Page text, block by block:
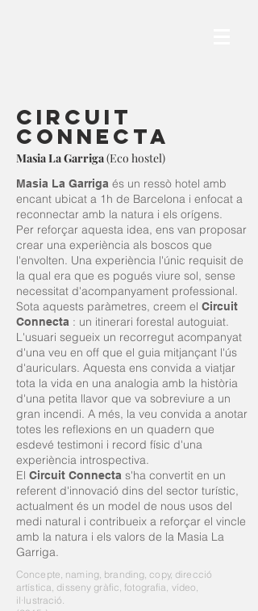
CIRCUIT
CONNECTA
Masia La Garriga(Eco hostel)
Masia La Garriga és un ressò hotel amb
encant ubicat a 1h de Barcelona i enfocat a
reconnectar amb la natura i els orígens.
Per reforçar aquesta idea, ens van proposar
crear una experiència als boscos que
l'envolten. Una experiència l'únic requisit de
la qual era que es pogués viure sol, sense
necessitat d'acompanyament professional.
Sota aquests paràmetres, creem el Circuit
Connecta : un itinerari forestal autoguiat.
L'usuari segueix un recorregut acompanyat
d'una veu en off que el guia mitjançant l'ús
d'auriculars. Aquesta ens convida a viatjar
tota la vida en una analogia amb la història
d'una petita llavor que va sobreviure a un
gran incendi. A més, la veu convida a anotar
totes les reflexions en un quadern que
esdevé testimoni i record físic d'una
experiència introspectiva.
El Circuit Connecta s'ha convertit en un
referent d'innovació dins del sector turístic,
actualment és un model de nous usos del
medi natural i contribueix a reforçar el vincle
amb la natura i els valors de la Masia La
Garriga.
Concepte, naming, branding, copy, direcció
artística, disseny gràfic, fotografia, vídeo,
il·lustració.